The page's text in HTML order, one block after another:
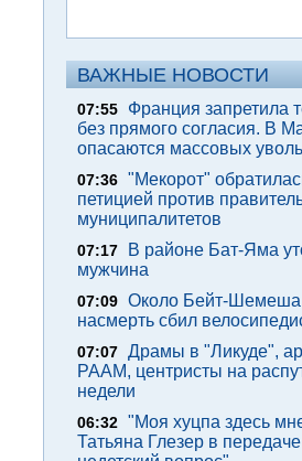
ВАЖНЫЕ НОВОСТИ
07:55
Франция запретила
без прямого согласия. В
опасаются массовых
07:36 "Мекорот"
петицией против
муниципалитетов
07:17
В районе Бат-Яма
мужчина
07:09 Около Бейт-Шемеша
насмерть сбил
07:07 Драмы в "Ликуде",
РААМ, центристы на
недели
06:32 "Моя хуцпа здесь
Татьяна Глезер в